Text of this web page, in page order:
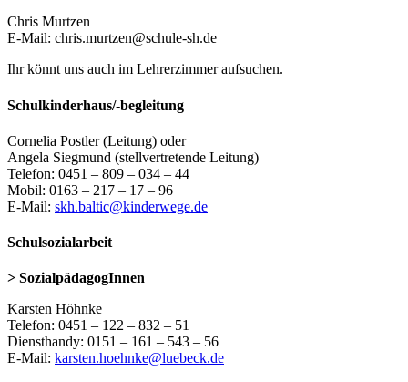
Chris Murtzen
E-Mail: chris.murtzen@schule-sh.de
Ihr könnt uns auch im Lehrerzimmer aufsuchen.
Schulkinderhaus/-begleitung
Cornelia Postler (Leitung) oder
Angela Siegmund (stellvertretende Leitung)
Telefon: 0451 – 809 – 034 – 44
Mobil: 0163 – 217 – 17 – 96
E-Mail: skh.baltic@kinderwege.de
Schulsozialarbeit
> SozialpädagogInnen
Karsten Höhnke
Telefon: 0451 – 122 – 832 – 51
Diensthandy: 0151 – 161 – 543 – 56
E-Mail: karsten.hoehnke@luebeck.de